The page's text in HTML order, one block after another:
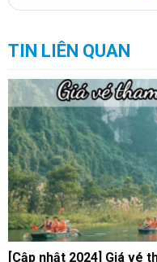
TIN LIÊN QUAN
[Cập nhật 2024] Giá vé